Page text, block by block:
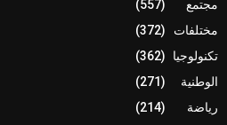
مجتمع
(557)
مختلفات
(372)
تكنولوجيا
(362)
الوطنية
(271)
رياضة
(214)